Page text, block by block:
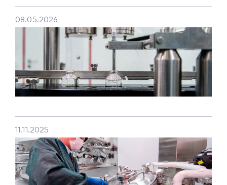
08.05.2026
11.11.2025